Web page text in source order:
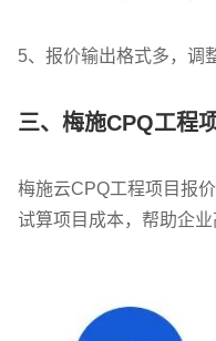
5、报价输出格式多，调
三、梅施CPQ工程
梅施云CPQ工程项目报
试算项目成本，帮助企业